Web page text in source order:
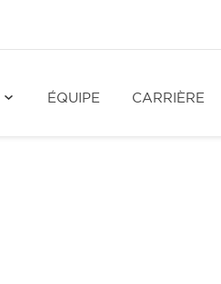
ÉQUIPE CARRIÈRE